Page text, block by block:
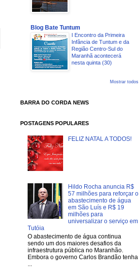
Blog Bate Tuntum
I Encontro da Primeira
Infância de Tuntum e da
Região Centro-Sul do
Maranhã acontecerá
nesta quinta (30)
Mostrar todos
BARRA DO CORDA NEWS
POSTAGENS POPULARES
FELIZ NATAL A TODOS!
Hildo Rocha anuncia R$
57 milhões para reforçar o
abastecimento de água
em São Luís e R$ 19
milhões para
universalizar o serviço em
Tutóia
O abastecimento de água continua
sendo um dos maiores desafios da
infraestrutura pública no Maranhão.
Embora o governo Carlos Brandão tenha